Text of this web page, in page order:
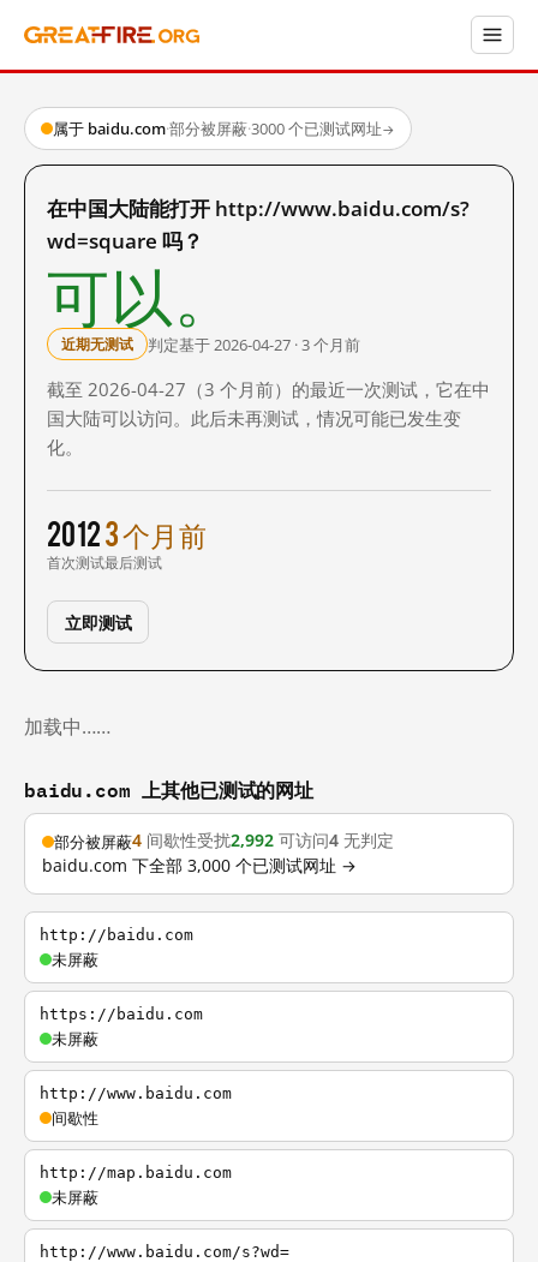
属于 baidu.com·部分被屏蔽·3000 个已测试网址→
在中国大陆能打开 http://www.baidu.com/s?
wd=square 吗？
可以。
近期无测试 判定基于 2026-04-27 · 3 个月前
截至 2026-04-27（3 个月前）的最近一次测试，它在中
国大陆可以访问。此后未再测试，情况可能已发生变
化。
2012
首次测试
3 个月前
最后测试
立即测试
加载中……
baidu.com 上其他已测试的网址
部分被屏蔽4 间歇性受扰2,992 可访问4 无判定
baidu.com 下全部 3,000 个已测试网址 →
http://baidu.com
未屏蔽
https://baidu.com
未屏蔽
http://www.baidu.com
间歇性
http://map.baidu.com
未屏蔽
http://www.baidu.com/s?wd=